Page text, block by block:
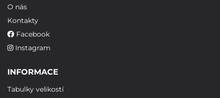
O nás
Kontakty
Facebook
Instagram
INFORMACE
Tabulky velikostí